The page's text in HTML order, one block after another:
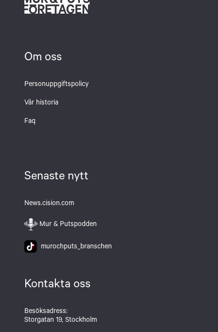
Om oss
Personuppgiftspolicy
Vår historia
Faq
Senaste nytt
News.cision.com
Mur & Putspodden
murochputs_branschen
Kontakta oss
Besöksadress:
Storgatan 19, Stockholm